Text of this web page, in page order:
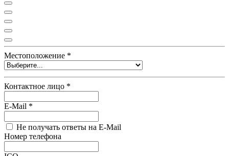
Местоположение *
Контактное лицо *
E-Mail *
Не получать ответы на E-Mail
Номер телефона